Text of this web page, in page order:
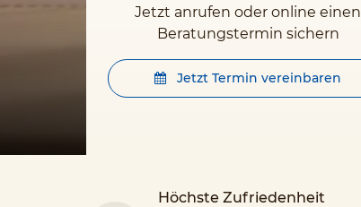
Jetzt anrufen oder online einen
Beratungstermin sichern
Jetzt Termin vereinbaren
Höchste Zufriedenheit